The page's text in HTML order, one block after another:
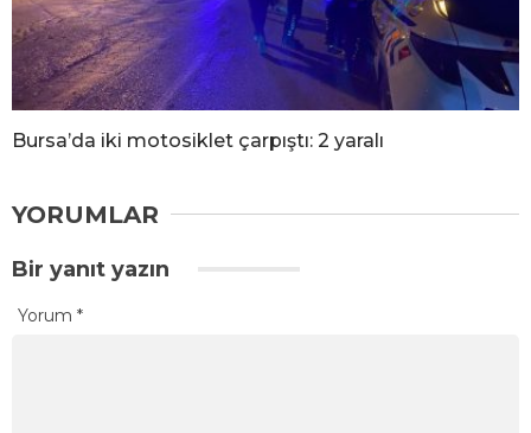
Bursa’da iki motosiklet çarpıştı: 2 yaralı
YORUMLAR
Bir yanıt yazın
Yorum *